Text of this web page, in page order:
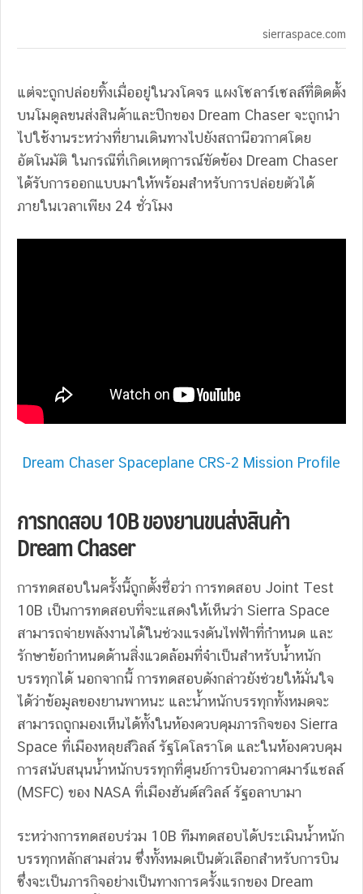
sierraspace.com
แต่จะถูกปล่อยทิ้งเมื่ออยู่ในวงโคจร แผงโซลาร์เซลล์ที่ติดตั้ง
บนโมดูลขนส่งสินค้าและปีกของ Dream Chaser จะถูกนำ
ไปใช้งานระหว่างที่ยานเดินทางไปยังสถานีอวกาศโดย
อัตโนมัติ ในกรณีที่เกิดเหตุการณ์ขัดข้อง Dream Chaser
ได้รับการออกแบบมาให้พร้อมสำหรับการปล่อยตัวได้
ภายในเวลาเพียง 24 ชั่วโมง
Dream Chaser Spaceplane CRS-2 Mission Profile
การทดสอบ 10B ของยานขนส่งสินค้า
Dream Chaser
การทดสอบในครั้งนี้ถูกตั้งชื่อว่า การทดสอบ Joint Test
10B เป็นการทดสอบที่จะแสดงให้เห็นว่า Sierra Space
สามารถจ่ายพลังงานได้ในช่วงแรงดันไฟฟ้าที่กำหนด และ
รักษาข้อกำหนดด้านสิ่งแวดล้อมที่จำเป็นสำหรับน้ำหนัก
บรรทุกได้ นอกจากนี้ การทดสอบดังกล่าวยังช่วยให้มั่นใจ
ได้ว่าข้อมูลของยานพาหนะ และน้ำหนักบรรทุกทั้งหมดจะ
สามารถถูกมองเห็นได้ทั้งในห้องควบคุมภารกิจของ Sierra
Space ที่เมืองหลุยส์วิลล์ รัฐโคโลราโด และในห้องควบคุม
การสนับสนุนน้ำหนักบรรทุกที่ศูนย์การบินอวกาศมาร์แชลล์
(MSFC) ของ NASA ที่เมืองฮันต์สวิลล์ รัฐอลาบามา
ระหว่างการทดสอบร่วม 10B ทีมทดสอบได้ประเมินน้ำหนัก
บรรทุกหลักสามส่วน ซึ่งทั้งหมดเป็นตัวเลือกสำหรับการบิน
ซึ่งจะเป็นภารกิจอย่างเป็นทางการครั้งแรกของ Dream